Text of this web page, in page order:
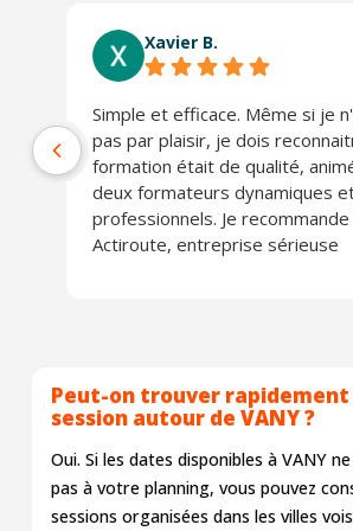
Xavier B.
Simple et efficace. Même si je
pas par plaisir, je dois
formation était de qualité,
deux formateurs dynamiques
professionnels. Je
Actiroute, entreprise sérieuse
Peut-on trouver rapidement
session autour de VANY ?
Oui. Si les dates disponibles à VANY
pas à votre planning, vous pouvez
sessions organisées dans les villes